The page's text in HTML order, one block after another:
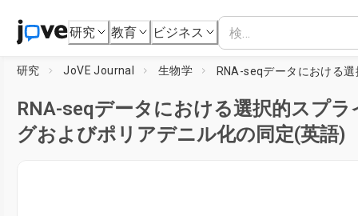
研究 教育 ビジネス
研究 JoVE Journal 生物学
RNA-seqデータにおける選択的スプラ
グおよびポリアデニル化の同定(英語)